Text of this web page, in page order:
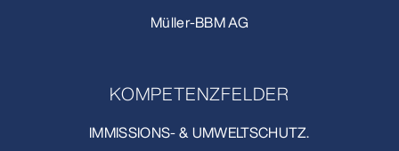
Müller-BBM AG
KOMPETENZFELDER
IMMISSIONS- & UMWELTSCHUTZ.